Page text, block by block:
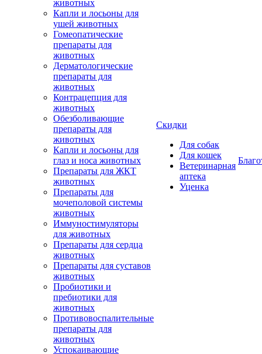
животных
Капли и лосьоны для
ушей животных
Гомеопатические
препараты для
животных
Дерматологические
препараты для
животных
Контрацепция для
животных
Обезболивающие
препараты для
животных
Капли и лосьоны для
глаз и носа животных
Препараты для ЖКТ
животных
Препараты для
мочеполовой системы
животных
Иммуностимуляторы
для животных
Препараты для сердца
животных
Препараты для суставов
животных
Пробиотики и
пребиотики для
животных
Противовоспалительные
препараты для
животных
Успокаивающие
Скидки
Для собак
Для кошек
Ветеринарная
аптека
Уценка